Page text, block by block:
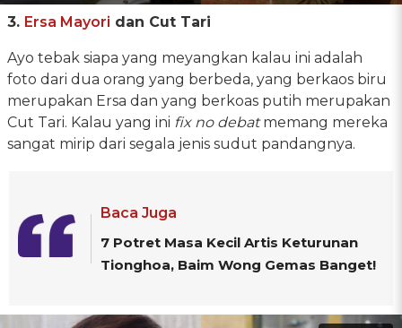
3. Ersa Mayori dan Cut Tari
Ayo tebak siapa yang meyangkan kalau ini adalah
foto dari dua orang yang berbeda, yang berkaos biru
merupakan Ersa dan yang berkoas putih merupakan
Cut Tari. Kalau yang ini fix no debatmemang mereka
sangat mirip dari segala jenis sudut pandangnya.
Baca Juga
7 Potret Masa Kecil Artis Keturunan
Tionghoa, Baim Wong Gemas Banget!